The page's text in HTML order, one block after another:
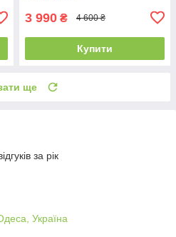
3 990 ₴ 4 600 ₴
Купити
ще
за рік
Україна